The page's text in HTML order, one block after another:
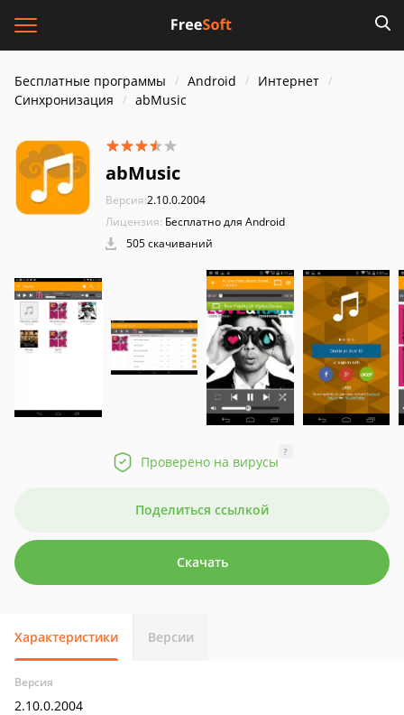
Бесплатные программы Android
Интернет
Синхронизация
abMusic
abMusic
Версия:2.10.0.2004
Лицензия: Бесплатно для Android
505 скачиваний
Проверено на вирусы
?
Поделиться ссылкой
Скачать
Характеристики Версии
Версия
2.10.0.2004